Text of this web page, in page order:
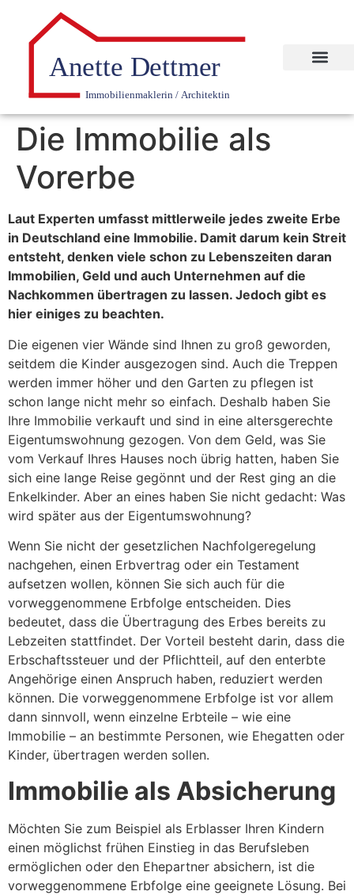
Die Immobilie als
Vorerbe
Laut Experten umfasst mittlerweile jedes zweite Erbe
in Deutschland eine Immobilie. Damit darum kein Streit
entsteht, denken viele schon zu Lebenszeiten daran
Immobilien, Geld und auch Unternehmen auf die
Nachkommen übertragen zu lassen. Jedoch gibt es
hier einiges zu beachten.
Die eigenen vier Wände sind Ihnen zu groß geworden,
seitdem die Kinder ausgezogen sind. Auch die Treppen
werden immer höher und den Garten zu pflegen ist
schon lange nicht mehr so einfach. Deshalb haben Sie
Ihre Immobilie verkauft und sind in eine altersgerechte
Eigentumswohnung gezogen. Von dem Geld, was Sie
vom Verkauf Ihres Hauses noch übrig hatten, haben Sie
sich eine lange Reise gegönnt und der Rest ging an die
Enkelkinder. Aber an eines haben Sie nicht gedacht: Was
wird später aus der Eigentumswohnung?
Wenn Sie nicht der gesetzlichen Nachfolgeregelung
nachgehen, einen Erbvertrag oder ein Testament
aufsetzen wollen, können Sie sich auch für die
vorweggenommene Erbfolge entscheiden. Dies
bedeutet, dass die Übertragung des Erbes bereits zu
Lebzeiten stattfindet. Der Vorteil besteht darin, dass die
Erbschaftssteuer und der Pflichtteil, auf den enterbte
Angehörige einen Anspruch haben, reduziert werden
können. Die vorweggenommene Erbfolge ist vor allem
dann sinnvoll, wenn einzelne Erbteile – wie eine
Immobilie – an bestimmte Personen, wie Ehegatten oder
Kinder, übertragen werden sollen.
Immobilie als Absicherung
Möchten Sie zum Beispiel als Erblasser Ihren Kindern
einen möglichst frühen Einstieg in das Berufsleben
ermöglichen oder den Ehepartner absichern, ist die
vorweggenommene Erbfolge eine geeignete Lösung. Bei